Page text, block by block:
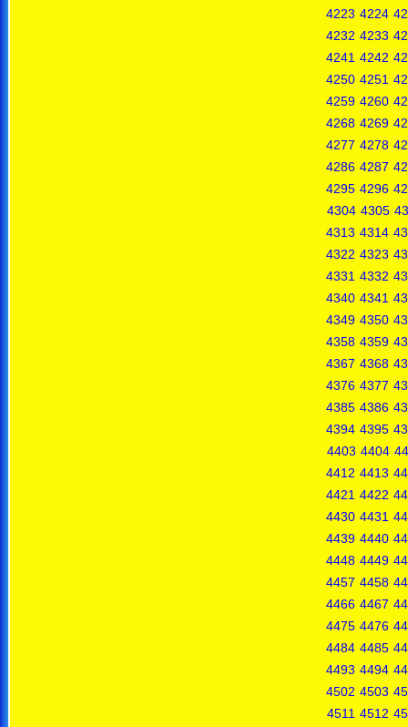
4223 4224
4232 4233
4241 4242
4250 4251
4259 4260
4268 4269
4277 4278
4286 4287
4295 4296
4304 4305
4313 4314
4322 4323
4331 4332
4340 4341
4349 4350
4358 4359
4367 4368
4376 4377
4385 4386
4394 4395
4403 4404
4412 4413
4421 4422
4430 4431
4439 4440
4448 4449
4457 4458
4466 4467
4475 4476
4484 4485
4493 4494
4502 4503
4511 4512